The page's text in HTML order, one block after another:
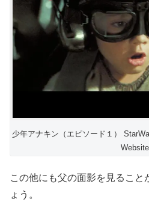
少年アナキン（エピソード１）
Website
この他にも父の面影を見ること
ょう。